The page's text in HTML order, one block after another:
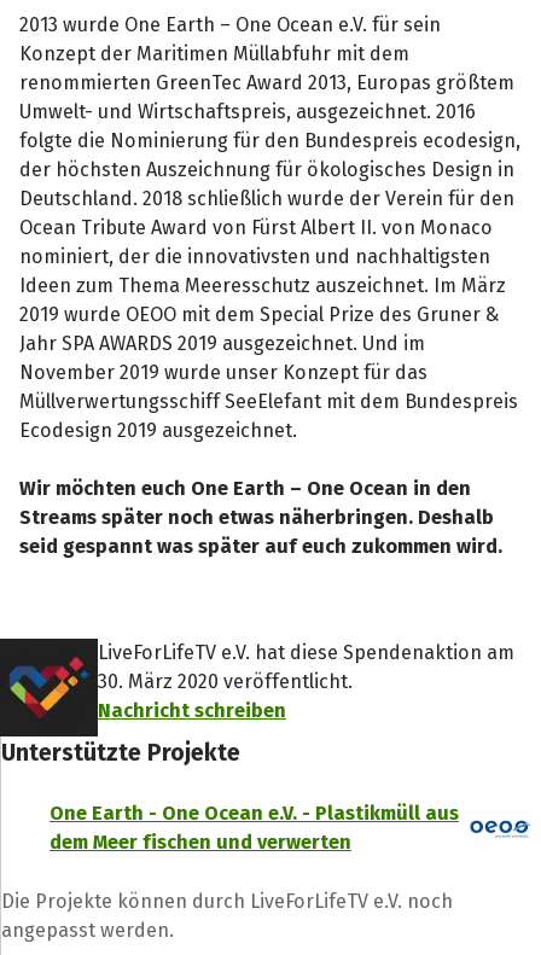
2013 wurde One Earth – One Ocean e.V. für sein
Konzept der Maritimen Müllabfuhr mit dem
renommierten GreenTec Award 2013, Europas größtem
Umwelt- und Wirtschaftspreis, ausgezeichnet. 2016
folgte die Nominierung für den Bundespreis ecodesign,
der höchsten Auszeichnung für ökologisches Design in
Deutschland. 2018 schließlich wurde der Verein für den
Ocean Tribute Award von Fürst Albert II. von Monaco
nominiert, der die innovativsten und nachhaltigsten
Ideen zum Thema Meeresschutz auszeichnet. Im März
2019 wurde OEOO mit dem Special Prize des Gruner &
Jahr SPA AWARDS 2019 ausgezeichnet. Und im
November 2019 wurde unser Konzept für das
Müllverwertungsschiff SeeElefant mit dem Bundespreis
Ecodesign 2019 ausgezeichnet.
Wir möchten euch One Earth – One Ocean in den
Streams später noch etwas näherbringen. Deshalb
seid gespannt was später auf euch zukommen wird.
LiveForLifeTV e.V. hat diese Spendenaktion am
30. März 2020 veröffentlicht.
Nachricht schreiben
Unterstützte Projekte
One Earth - One Ocean e.V. - Plastikmüll aus
dem Meer fischen und verwerten
Die Projekte können durch LiveForLifeTV e.V. noch
angepasst werden.
Facebook WhatsApp